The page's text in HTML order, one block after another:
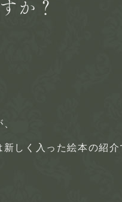
か？
しく入った絵本の紹介